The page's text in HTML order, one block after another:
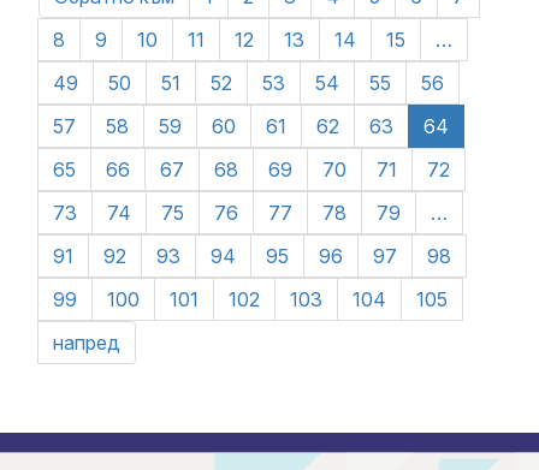
8
9 10 11 12 13 14 15
…
49
50 51 52 53 54 55
56
57
58 59 60 61 62 63
64
65
66 67 68 69 70 71
72
73
74 75 76 77 78 79
…
91
92 93 94 95 96 97
98
99
100 101 102 103 104
105
напред